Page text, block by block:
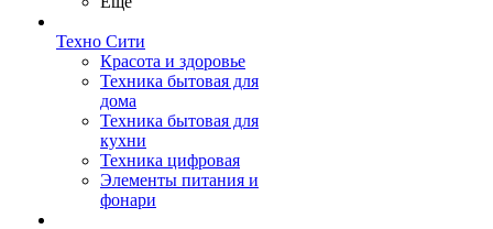
Техно Сити
Красота и здоровье
Техника бытовая для
дома
Техника бытовая для
кухни
Техника цифровая
Элементы питания и
фонари